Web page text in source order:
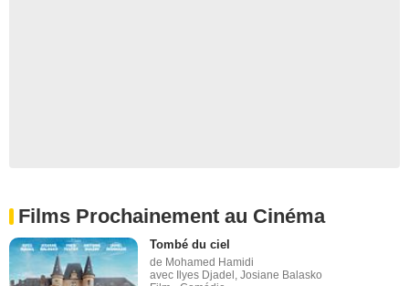
Films Prochainement au Cinéma
Tombé du ciel
de Mohamed Hamidi
avec Ilyes Djadel, Josiane Balasko